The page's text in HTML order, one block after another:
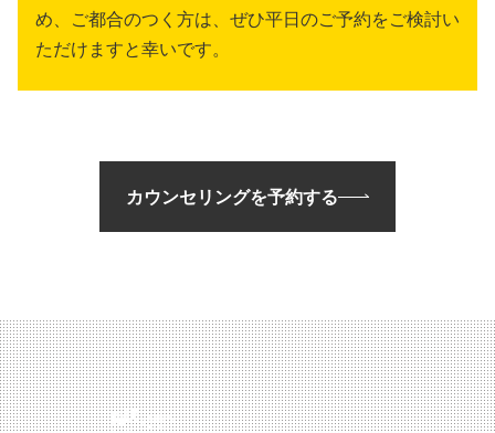
め、ご都合のつく方は、ぜひ平日のご予約をご検討い
ただけますと幸いです。
カウンセリングを予約する